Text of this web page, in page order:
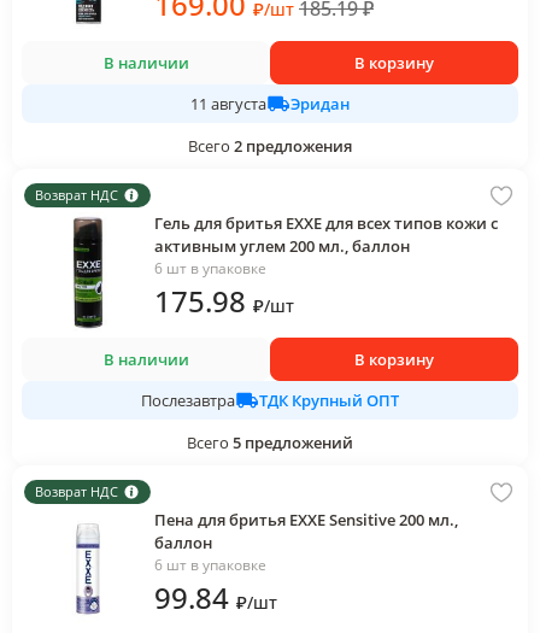
₽/шт 185.19₽
В наличии
В корзину
11 августа
Эридан
Всего 2 предложения
Возврат НДС
Гель для бритья EXXE для всех типов кожи с
активным углем 200 мл., баллон
6 шт в упаковке
175.98 ₽/шт
В наличии
В корзину
Послезавтра
ТДК Крупный ОПТ
Всего 5 предложений
Возврат НДС
Пена для бритья EXXE Sensitive 200 мл.,
баллон
6 шт в упаковке
99.84 ₽/шт